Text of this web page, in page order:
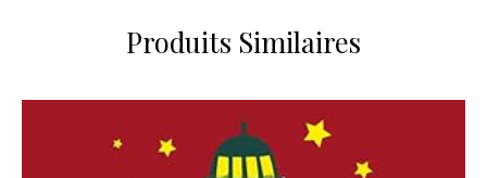
Produits Similaires